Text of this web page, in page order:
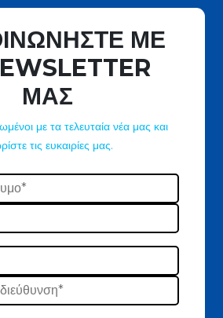
ΜΕ
ΜΑΣ
με τα τελευταία νέα μας και
τις ευκαιρίες μας.